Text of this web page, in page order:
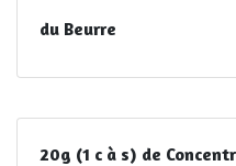
du Beurre
20g (1 c à s) de